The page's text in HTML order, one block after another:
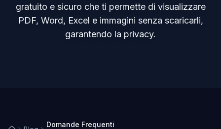
gratuito e sicuro che ti permette di visualizzare
PDF, Word, Excel e immagini senza scaricarli,
garantendo la privacy.
Domande Frequenti